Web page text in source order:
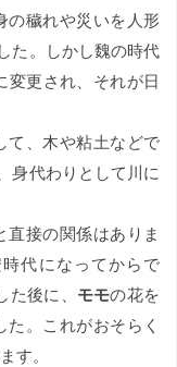
の穢れや災いを人形
た。しかし魏の時代
変更され、それが日
て、木や粘土などで
身代わりとして川に
直接の関係はありま
代になってからで
後に、 モモの花を
。これがおそらく
す。